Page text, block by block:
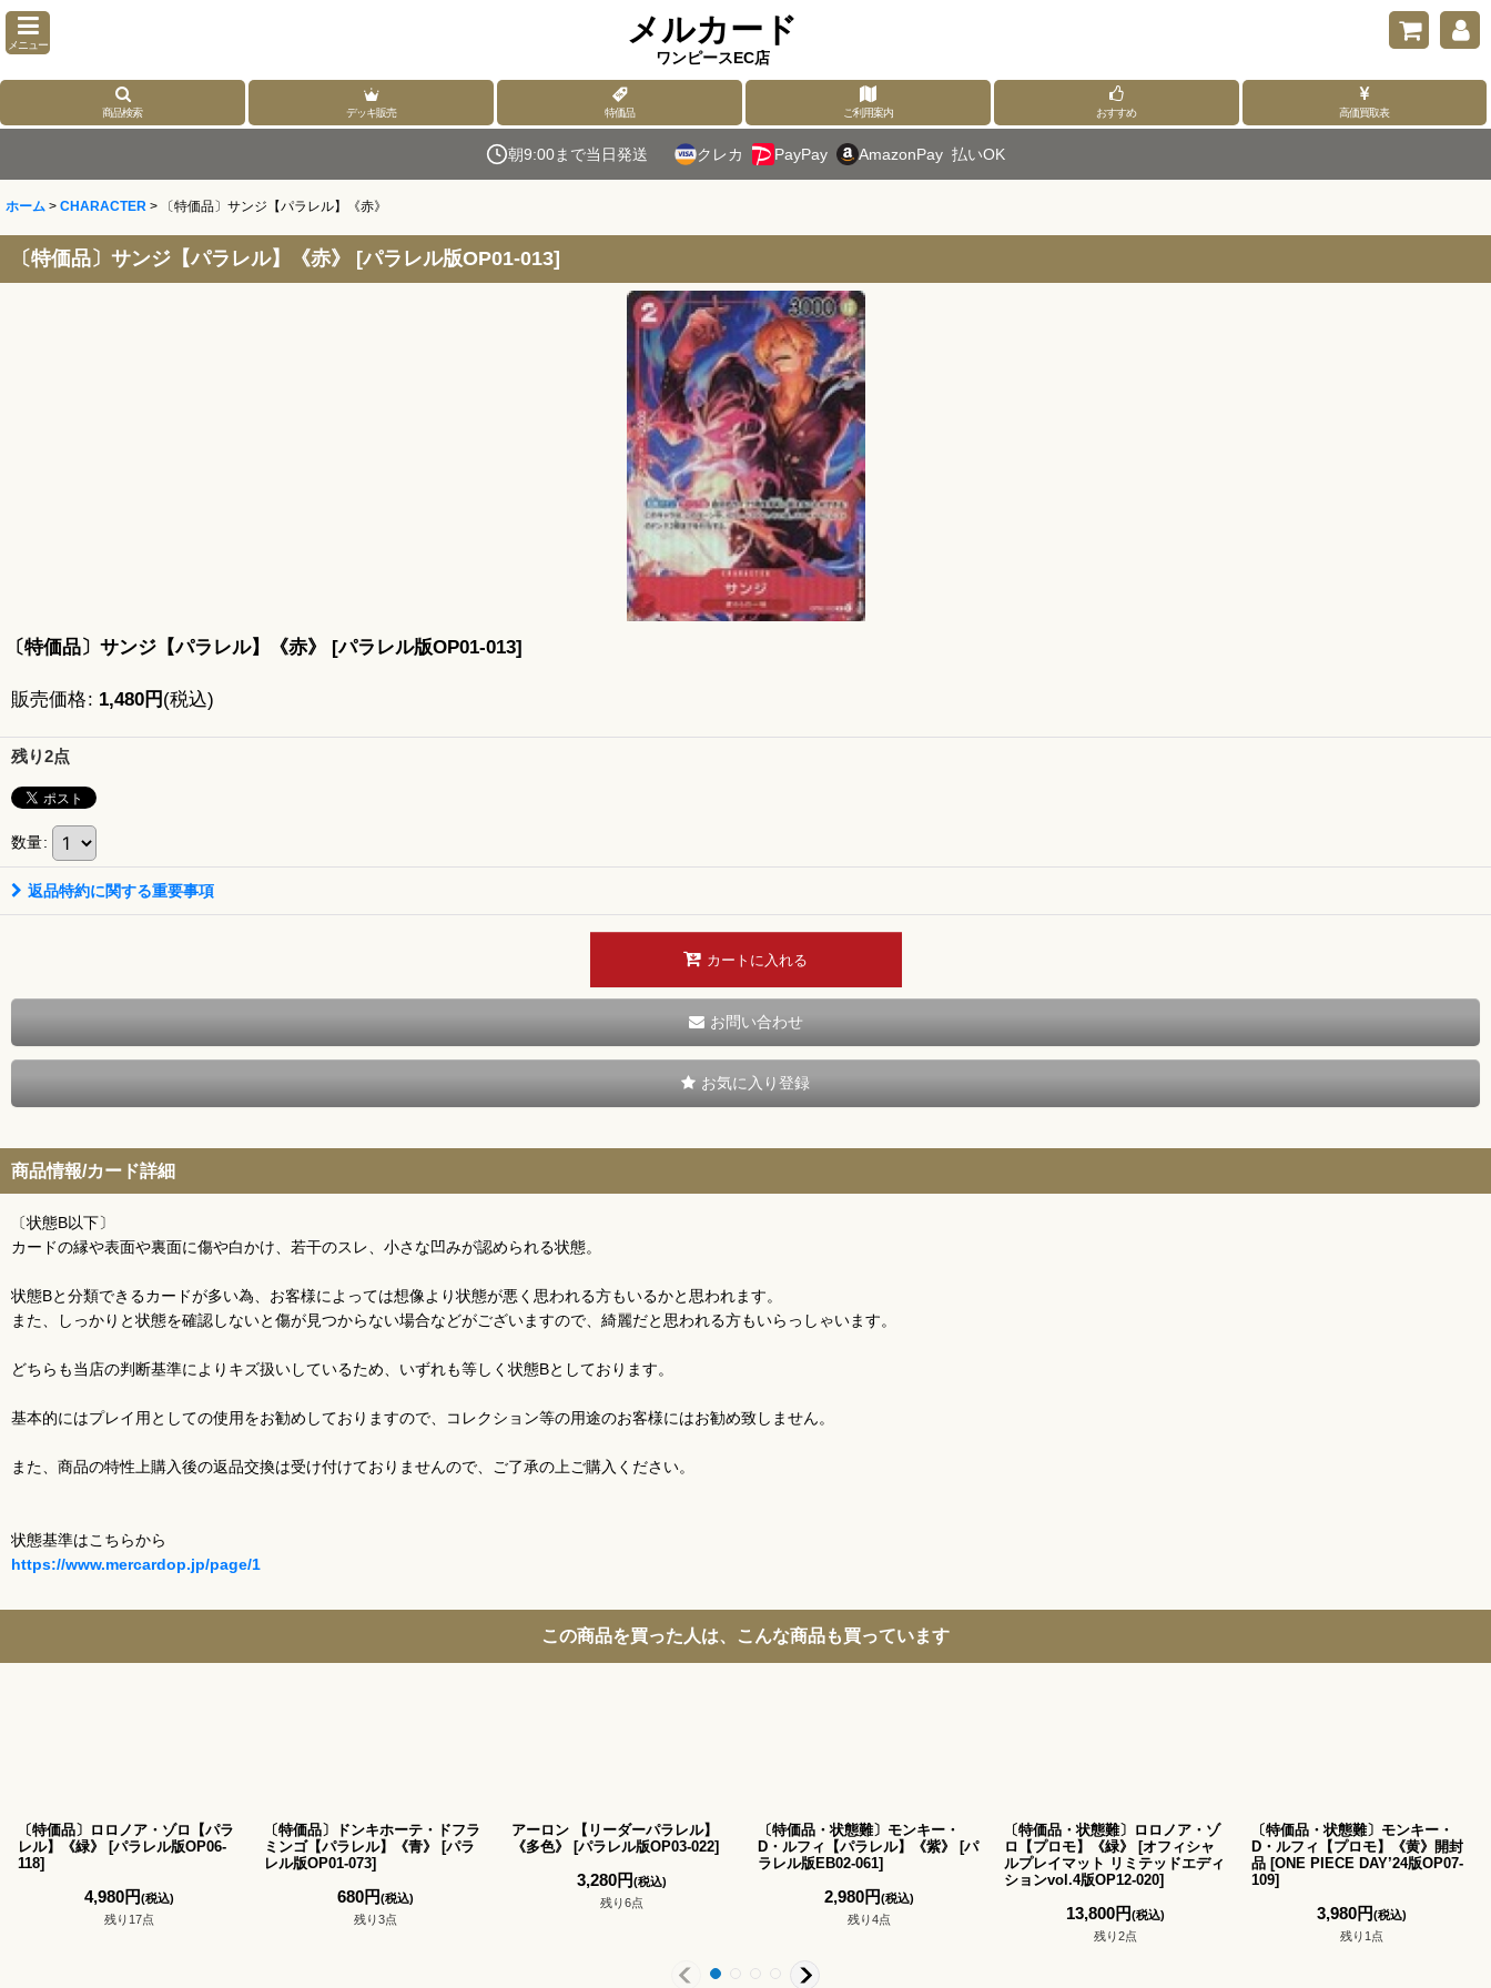
メニュー メルカード
ワンピースEC店
商品検索 デッキ販売 特価品 ご利用案内 おすすめ 高価買取表
朝9:00まで当日発送 クレカ PayPay AmazonPay 払いOK
ホーム > CHARACTER > 〔特価品〕サンジ【パラレル】《赤》
〔特価品〕サンジ【パラレル】《赤》 [パラレル版OP01-013]
〔特価品〕サンジ【パラレル】《赤》 [パラレル版OP01-013]
販売価格: 1,480円 (税込)
残り2点
数量:
返品特約に関する重要事項
カートに入れる
お問い合わせ
お気に入り登録
商品情報/カード詳細
〔状態B以下〕
カードの縁や表面や裏面に傷や白かけ、若干のスレ、小さな凹みが認められる状態。
状態Bと分類できるカードが多い為、お客様によっては想像より状態が悪く思われる方もいるかと思われます。
また、しっかりと状態を確認しないと傷が見つからない場合などがございますので、綺麗だと思われる方もいらっしゃいます。
どちらも当店の判断基準によりキズ扱いしているため、いずれも等しく状態Bとしております。
基本的にはプレイ用としての使用をお勧めしておりますので、コレクション等の用途のお客様にはお勧め致しません。
また、商品の特性上購入後の返品交換は受け付けておりませんので、ご了承の上ご購入ください。
状態基準はこちらから
https://www.mercardop.jp/page/1
この商品を買った人は、こんな商品も買っています
〔特価品〕ロロノア・ゾロ【パラ
レル】《緑》
[パラレル版OP06-
118]
4,980円(税込)
残り17点
〔特価品〕ドンキホーテ・ドフラ
ミンゴ【パラレル】《青》
[パラ
レル版OP01-073]
680円(税込)
残り3点
アーロン 【リーダーパラレル】
《多色》
[パラレル版OP03-022]
3,280円(税込)
残り6点
〔特価品・状態難〕モンキー・
D・ルフィ【パラレル】《紫》
[パ
ラレル版EB02-061]
2,980円(税込)
残り4点
〔特価品・状態難〕ロロノア・ゾ
ロ【プロモ】《緑》
[オフィシャ
ルプレイマット リミテッドエディ
ションvol.4版OP12-020]
13,800円(税込)
残り2点
〔特価品・状態難〕モンキー・
D・ルフィ【プロモ】《黄》開封
品 [ONE PIECE DAY’24版OP07-
109]
3,980円(税込)
残り1点